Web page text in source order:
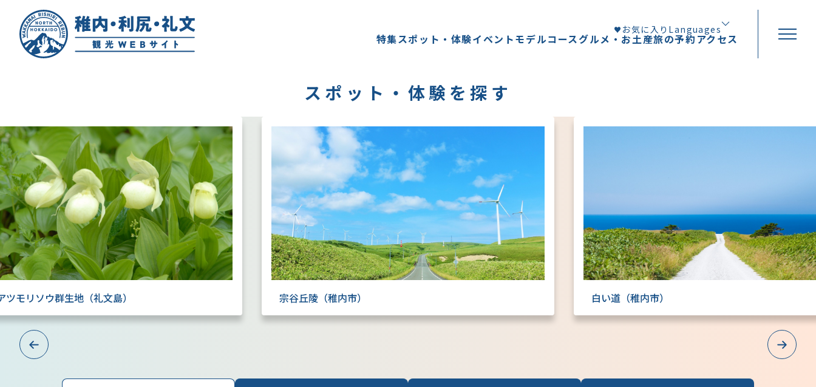
スポット・体験を探す
Previous
ツモリソウ群生地（礼文島） 宗谷丘陵（稚内市） 白い道（稚内市）
Next
特集スポット・体験イベントモデルコースグルメ・お土産旅の予約 アクセス
お気に入り Languages